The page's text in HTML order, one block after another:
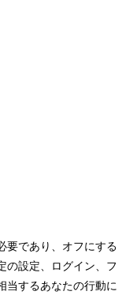
要であり、オフにする
の設定、ログイン、フ
当するあなたの行動に